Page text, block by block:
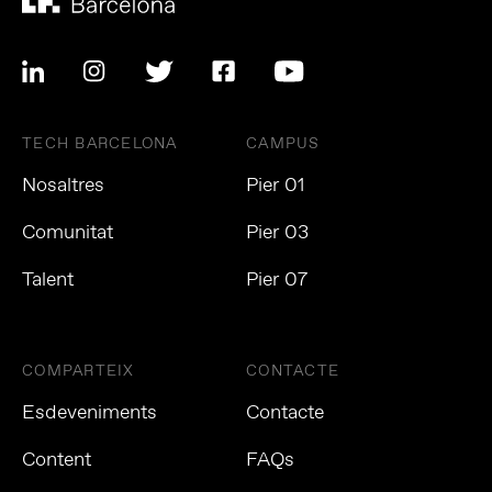
TECH BARCELONA
Nosaltres
Comunitat
Talent
CAMPUS
Pier 01
Pier 03
Pier 07
COMPARTEIX
Esdeveniments
Content
CONTACTE
Contacte
FAQs